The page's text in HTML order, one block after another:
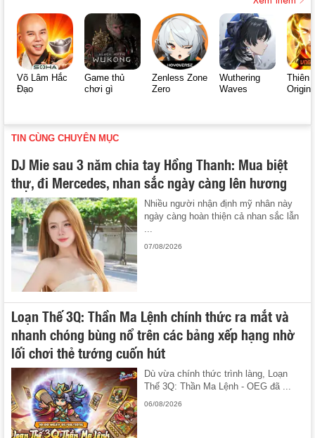
Võ Lâm Hắc
Đạo
Game thủ
chơi gì
Zenless Zone
Zero
Wuthering
Waves
Thiên
Origin
TIN CÙNG CHUYÊN MỤC
DJ Mie sau 3 năm chia tay Hồng Thanh: Mua biệt
thự, đi Mercedes, nhan sắc ngày càng lên hương
Nhiều người nhận định mỹ nhân này
ngày càng hoàn thiện cả nhan sắc lẫn
07/08/2026
Loạn Thế 3Q: Thần Ma Lệnh chính thức ra mắt và
nhanh chóng bùng nổ trên các bảng xếp hạng nhờ
lối chơi thẻ tướng cuốn hút
Dù vừa chính thức trình làng, Loạn
Thế 3Q: Thần Ma Lệnh - OEG đã ...
06/08/2026